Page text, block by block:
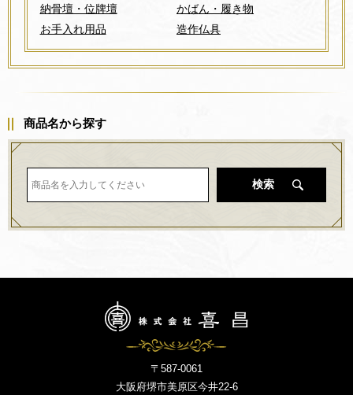
納骨壇・位牌壇
かばん・履き物
お手入れ用品
造作仏具
商品名から探す
検索
〒587-0061
大阪府堺市美原区今井22-6